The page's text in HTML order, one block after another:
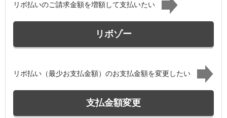
リボ払いのご請求金額を増額して支払いたい
リボゾー
リボ払い（最少お支払金額）のお支払金額を変更したい
支払金額変更